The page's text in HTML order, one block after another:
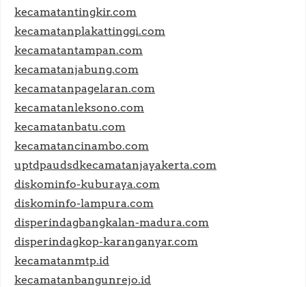
kecamatantingkir.com
kecamatanplakattinggi.com
kecamatantampan.com
kecamatanjabung.com
kecamatanpagelaran.com
kecamatanleksono.com
kecamatanbatu.com
kecamatancinambo.com
uptdpaudsdkecamatanjayakerta.com
diskominfo-kuburaya.com
diskominfo-lampura.com
disperindagbangkalan-madura.com
disperindagkop-karanganyar.com
kecamatanmtp.id
kecamatanbangunrejo.id